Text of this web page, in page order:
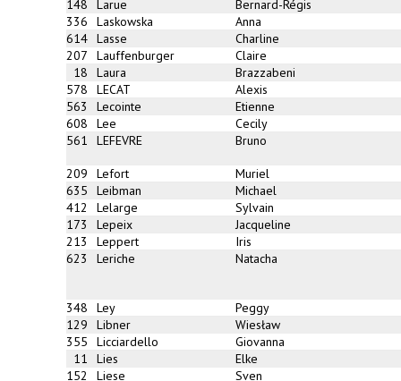
148 Larue
Bernard-Régis
336
Laskowska
Anna
614 Lasse
Charline
207
Lauffenburger
Claire
18
Laura
Brazzabeni
578
LECAT
Alexis
563
Lecointe
Etienne
608
Lee
Cecily
561
LEFEVRE Bruno
209 Lefort
Muriel
635
Leibman
Michael
412
Lelarge
Sylvain
173
Lepeix
Jacqueline
213
Leppert
Iris
623
Leriche Natacha
348 Ley
Peggy
129
Libner
Wiesław
355
Licciardello
Giovanna
11
Lies
Elke
152
Liese
Sven